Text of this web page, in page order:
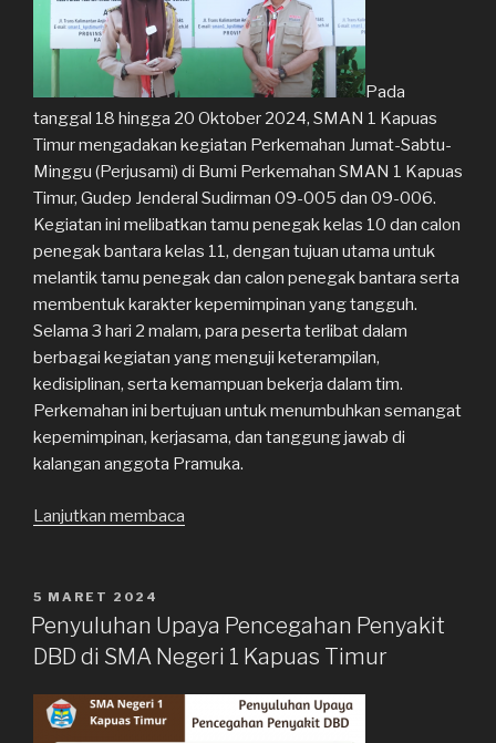
Pada
tanggal 18 hingga 20 Oktober 2024, SMAN 1 Kapuas
Timur mengadakan kegiatan Perkemahan Jumat-Sabtu-
Minggu (Perjusami) di Bumi Perkemahan SMAN 1 Kapuas
Timur, Gudep Jenderal Sudirman 09-005 dan 09-006.
Kegiatan ini melibatkan tamu penegak kelas 10 dan calon
penegak bantara kelas 11, dengan tujuan utama untuk
melantik tamu penegak dan calon penegak bantara serta
membentuk karakter kepemimpinan yang tangguh.
Selama 3 hari 2 malam, para peserta terlibat dalam
berbagai kegiatan yang menguji keterampilan,
kedisiplinan, serta kemampuan bekerja dalam tim.
Perkemahan ini bertujuan untuk menumbuhkan semangat
kepemimpinan, kerjasama, dan tanggung jawab di
kalangan anggota Pramuka.
Lanjutkan membaca
Timur:
Momen
Pembentukan
DIPOSKAN
PADA
5 MARET 2024
Penyuluhan Upaya Pencegahan Penyakit
DBD di SMA Negeri 1 Kapuas Timur